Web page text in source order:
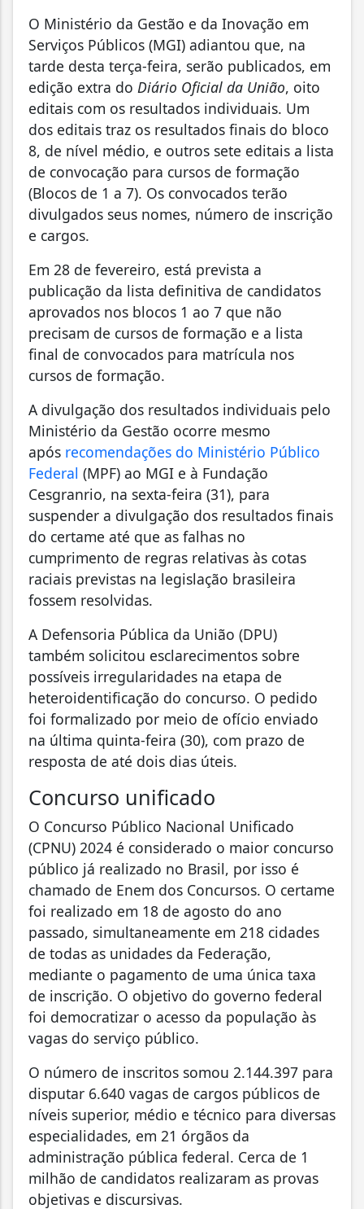
O Ministério da Gestão e da Inovação em
Serviços Públicos (MGI) adiantou que, na
tarde desta terça-feira, serão publicados, em
edição extra do Diário Oficial da União, oito
editais com os resultados individuais. Um
dos editais traz os resultados finais do bloco
8, de nível médio, e outros sete editais a lista
de convocação para cursos de formação
(Blocos de 1 a 7). Os convocados terão
divulgados seus nomes, número de inscrição
e cargos.
Em 28 de fevereiro, está prevista a
publicação da lista definitiva de candidatos
aprovados nos blocos 1 ao 7 que não
precisam de cursos de formação e a lista
final de convocados para matrícula nos
cursos de formação.
A divulgação dos resultados individuais pelo
Ministério da Gestão ocorre mesmo
após recomendações do Ministério Público
Federal (MPF) ao MGI e à Fundação
Cesgranrio, na sexta-feira (31), para
suspender a divulgação dos resultados finais
do certame até que as falhas no
cumprimento de regras relativas às cotas
raciais previstas na legislação brasileira
fossem resolvidas.
A Defensoria Pública da União (DPU)
também solicitou esclarecimentos sobre
possíveis irregularidades na etapa de
heteroidentificação do concurso. O pedido
foi formalizado por meio de ofício enviado
na última quinta-feira (30), com prazo de
resposta de até dois dias úteis.
Concurso unificado
O Concurso Público Nacional Unificado
(CPNU) 2024 é considerado o maior concurso
público já realizado no Brasil, por isso é
chamado de Enem dos Concursos. O certame
foi realizado em 18 de agosto do ano
passado, simultaneamente em 218 cidades
de todas as unidades da Federação,
mediante o pagamento de uma única taxa
de inscrição. O objetivo do governo federal
foi democratizar o acesso da população às
vagas do serviço público.
O número de inscritos somou 2.144.397 para
disputar 6.640 vagas de cargos públicos de
níveis superior, médio e técnico para diversas
especialidades, em 21 órgãos da
administração pública federal. Cerca de 1
milhão de candidatos realizaram as provas
objetivas e discursivas.